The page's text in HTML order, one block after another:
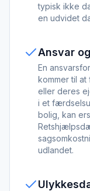
typisk ikke
en udvidet
Ansvar
En
kommer til
eller deres
i et
bolig, kan
udlandet.